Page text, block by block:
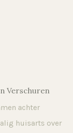
Verschuren
achter
huisarts over